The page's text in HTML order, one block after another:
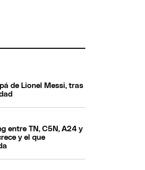
de Lionel Messi, tras
entre TN, C5N, A24 y
y el que